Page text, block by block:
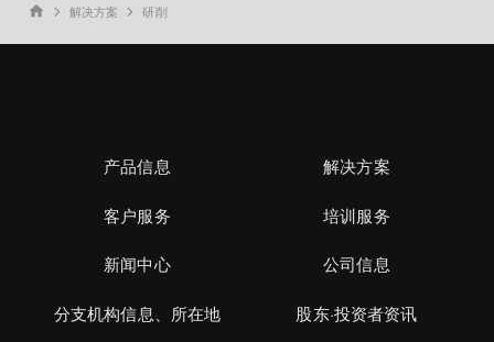
home 解决方案 研削
产品信息 解决方案
客户服务 培训服务
新闻中心 公司信息
分支机构信息、所在地 股东·投资者资讯